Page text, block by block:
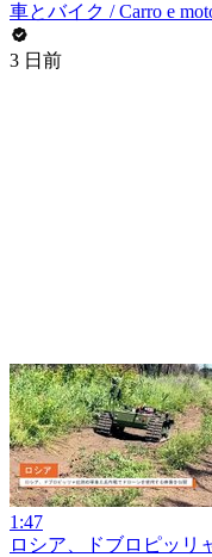
車とバイク / Carro e
3 日前
1:47
ロシア、ドブロピッリ